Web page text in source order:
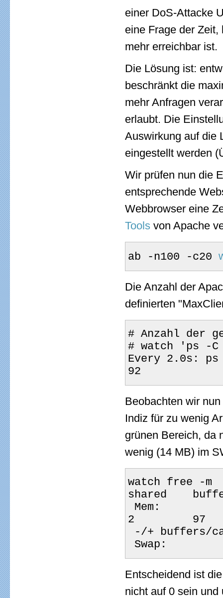
einer DoS-Attacke
eine Frage der
mehr erreichbar ist.
Die Lösung ist:
beschränkt die
mehr Anfragen
erlaubt. Die
Auswirkung auf die
eingestellt werden
Wir prüfen nun die
entsprechende
Webbrowser eine
Tools von Apache
ab -n100 -c20
Die Anzahl der
definierten
# Anzahl der
# watch 'ps -
Every 2.0s:
92
Beobachten wir
Indiz für zu wenig
grünen Bereich, da
wenig (14 MB) im
watch free
shared
2         97
-/+
Swap:
Entscheidend ist
nicht auf 0 sein und